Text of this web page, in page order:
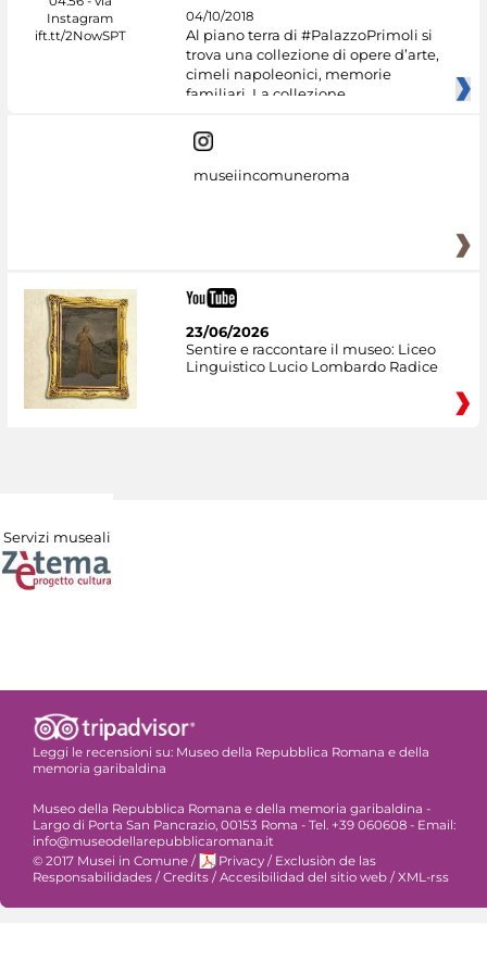
04/10/2018
Al piano terra di #PalazzoPrimoli si
trova una collezione di opere d’arte,
cimeli napoleonici, memorie
familiari. La collezione
museiincomuneroma
23/06/2026
Sentire e raccontare il museo: Liceo
Linguistico Lucio Lombardo Radice
Servizi museali
Leggi le recensioni su: Museo della Repubblica Romana e della
memoria garibaldina
Museo della Repubblica Romana e della memoria garibaldina -
Largo di Porta San Pancrazio, 00153 Roma - Tel. +39 060608 - Email:
info@museodellarepubblicaromana.it
© 2017 Musei in Comune / Privacy / Exclusiòn de las
Responsabilidades / Credits / Accesibilidad del sitio web / XML-rss